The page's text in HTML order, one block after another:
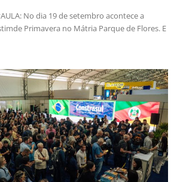
No dia 19 de setembro acontece a
Primavera no Mátria Parque de Flores. E